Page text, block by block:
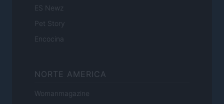
ES Newz
Pet Story
Encocina
NORTE AMERICA
Womanmagazine